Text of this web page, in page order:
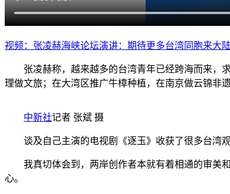
视频：张凌赫海峡论坛演讲：期待更多台湾同胞来大
张凌赫称，越来越多的台湾青年已经跨海而来，求
理做文旅；在大湾区推广牛樟种植，在南京做云锦非
中新社记者 张斌 摄
谈及自己主演的电视剧《逐玉》收获了很多台湾观
我真切体会到，两岸创作者本就有着相通的审美和
心。